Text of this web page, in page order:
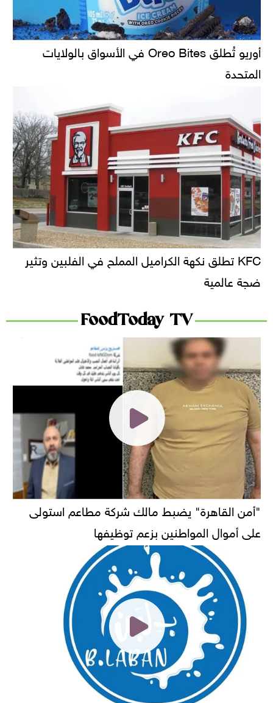
أوريو تُطلق Oreo Bites في الأسواق بالولايات
المتحدة
KFC تطلق نكهة الكراميل المملح في الفلبين وتثير
ضجة عالمية
FoodToday TV
"أمن القاهرة" يضبط مالك شركة مطاعم استولى
على أموال المواطنين بزعم توظيفها